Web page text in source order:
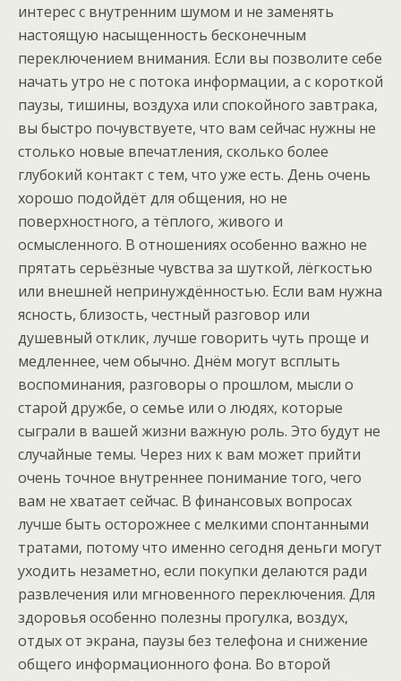
интерес с внутренним шумом и не заменять
настоящую насыщенность бесконечным
переключением внимания. Если вы позволите себе
начать утро не с потока информации, а с короткой
паузы, тишины, воздуха или спокойного завтрака,
вы быстро почувствуете, что вам сейчас нужны не
столько новые впечатления, сколько более
глубокий контакт с тем, что уже есть. День очень
хорошо подойдёт для общения, но не
поверхностного, а тёплого, живого и
осмысленного. В отношениях особенно важно не
прятать серьёзные чувства за шуткой, лёгкостью
или внешней непринуждённостью. Если вам нужна
ясность, близость, честный разговор или
душевный отклик, лучше говорить чуть проще и
медленнее, чем обычно. Днём могут всплыть
воспоминания, разговоры о прошлом, мысли о
старой дружбе, о семье или о людях, которые
сыграли в вашей жизни важную роль. Это будут не
случайные темы. Через них к вам может прийти
очень точное внутреннее понимание того, чего
вам не хватает сейчас. В финансовых вопросах
лучше быть осторожнее с мелкими спонтанными
тратами, потому что именно сегодня деньги могут
уходить незаметно, если покупки делаются ради
развлечения или мгновенного переключения. Для
здоровья особенно полезны прогулка, воздух,
отдых от экрана, паузы без телефона и снижение
общего информационного фона. Во второй